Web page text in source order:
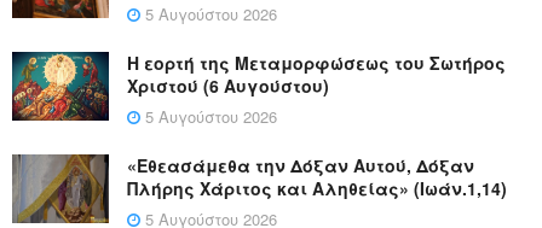
5 Αυγούστου 2026
Η εορτή της Μεταμορφώσεως του Σωτήρος
Χριστού (6 Αυγούστου)
5 Αυγούστου 2026
«Εθεασάμεθα την Δόξαν Αυτού, Δόξαν
Πλήρης Χάριτος και Αληθείας» (Ιωάν.1,14)
5 Αυγούστου 2026